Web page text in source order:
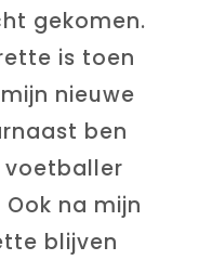
gekomen.
is toen
nieuwe
ben
voetballer
na mijn
blijven